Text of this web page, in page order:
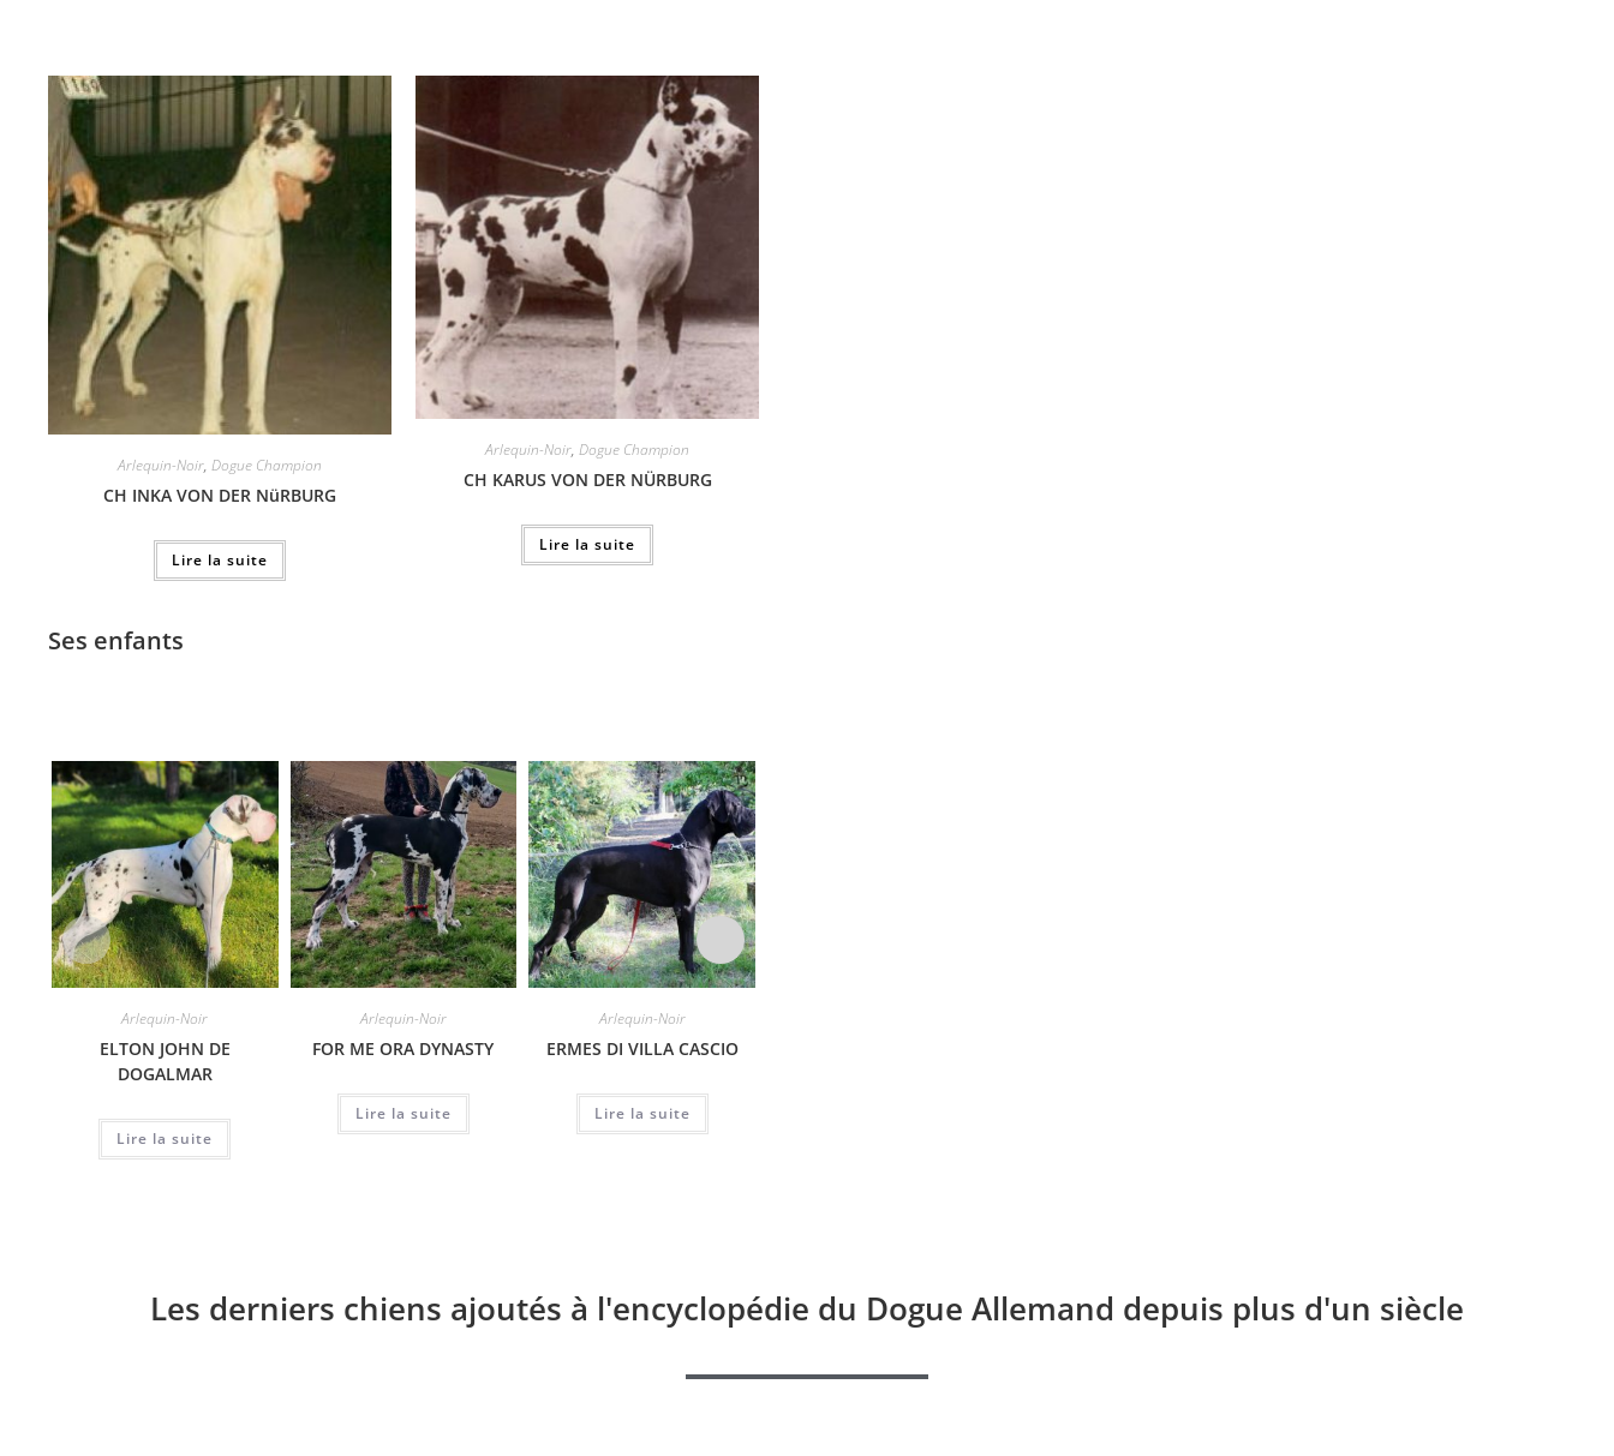
Arlequin-Noir, Dogue Champion
CH INKA VON DER NüRBURG
Lire la suite
Arlequin-Noir, Dogue Champion
CH KARUS VON DER NÜRBURG
Lire la suite
Ses enfants
Arlequin-Noir
ELTON JOHN DE
DOGALMAR
Lire la suite
Arlequin-Noir
FOR ME ORA DYNASTY
Lire la suite
Arlequin-Noir
ERMES DI VILLA CASCIO
Lire la suite
Les derniers chiens ajoutés à l'encyclopédie du Dogue Allemand depuis plus d'un siècle